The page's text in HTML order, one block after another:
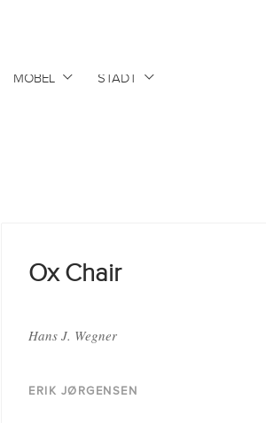
MÖBEL STADT
Ox Chair
Hans J. Wegner
ERIK JØRGENSEN